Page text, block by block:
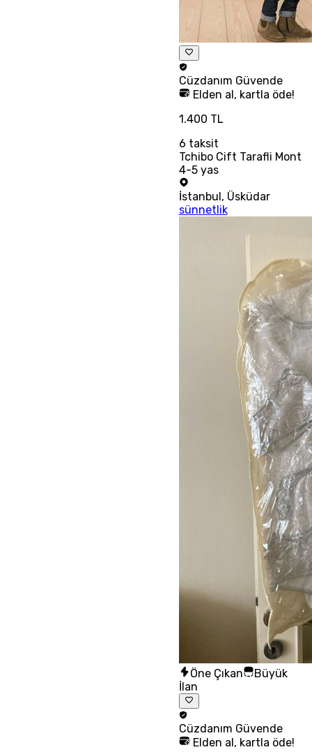
Cüzdanım Güvende
Elden al, kartla öde!
1.400 TL
6 taksit
Tchibo Cift Tarafli Mont
4-5 yas
İstanbul, Üsküdar
sünnetlik
Öne Çıkan
Büyük
İlan
Cüzdanım Güvende
Elden al, kartla öde!